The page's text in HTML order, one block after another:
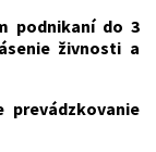
podnikaní do 3
živnosti a
prevádzkovanie